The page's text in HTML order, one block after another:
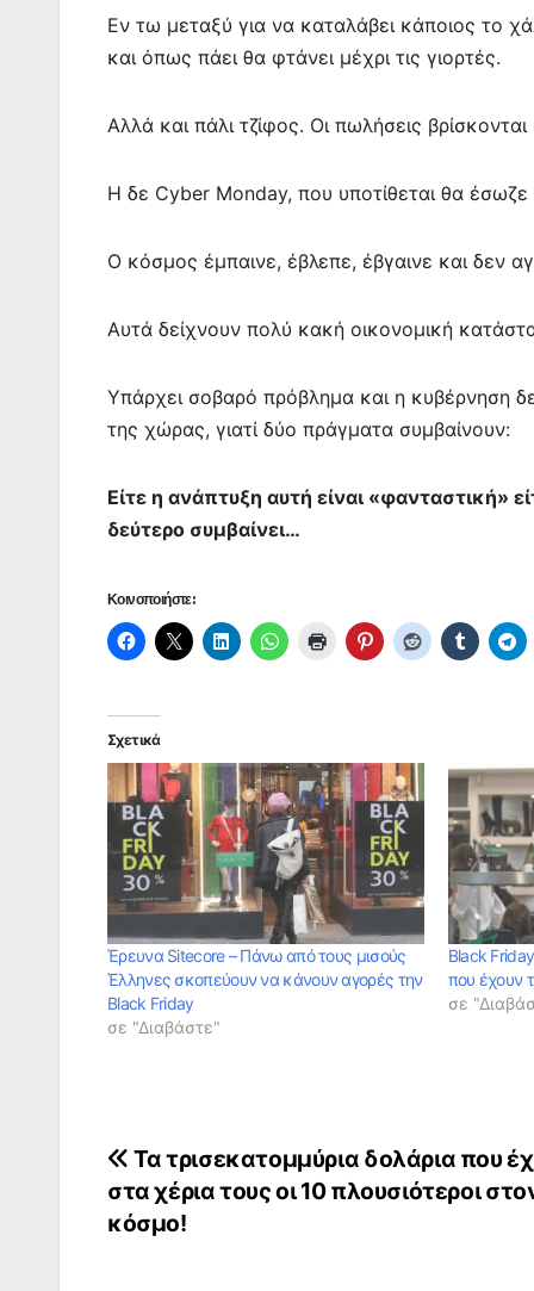
Εν τω μεταξύ για να καταλάβει κάποιος το
και όπως πάει θα φτάνει μέχρι τις γιορτές.
Αλλά και πάλι τζίφος. Οι πωλήσεις
Η δε Cyber Monday, που υποτίθεται θα
Ο κόσμος έμπαινε, έβλεπε, έβγαινε και δεν
Αυτά δείχνουν πολύ κακή οικονομική
Υπάρχει σοβαρό πρόβλημα και η κυβέρνηση
της χώρας, γιατί δύο πράγματα συμβαίνουν:
Είτε η ανάπτυξη αυτή είναι «φανταστική»
δεύτερο συμβαίνει…
Κοινοποιήστε:
Σχετικά
Έρευνα Sitecore – Πάνω από τους μισούς
Έλληνες σκοπεύουν να κάνουν αγορές την
Black Friday
σε "Διαβάστε"
Black
που έχουν
σε
Πλοήγηση
άρθρων
Τα τρισεκατομμύρια δολάρια που
στα χέρια τους οι 10 πλουσιότεροι
κόσμο!